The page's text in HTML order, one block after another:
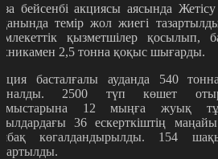
бейсенбі акциясы аясында
темір жол жиегі
қызметшілер
2,5 тонна қоқыс шығарды.
басталғалы ауданда 540
2500 түп көшет
12 мыңға жуық
36 ескерткіштің
көгалдандырылды. 154